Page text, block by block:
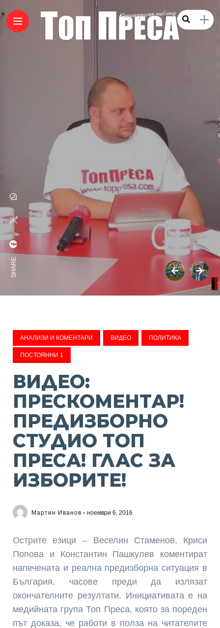
SHARE:
АНАЛИЗИ И КОМЕНТАРИ ВИДЕО ПОЛИТИКА
ПОСТОЯННИ 1
ВИДЕО:
ПРЕСКОМЕНТАР!
ПРЕДИЗБОРНО
СТУДИО ТОП
ПРЕСА! ГЛАС ЗА
ИЗБОРИТЕ!
Мартин Иванов ноември 6, 2016
Острите езици – Веселин Стаменов, Криси
Попова и Константин Пашкулев коментират
напечената и реална предизборна ситуация в
България, часове преди да излязат
окончателните резултати. Инициативата е на
медийната група Топ Преса, която за пореден
път доказа, че работи в полза на читателите